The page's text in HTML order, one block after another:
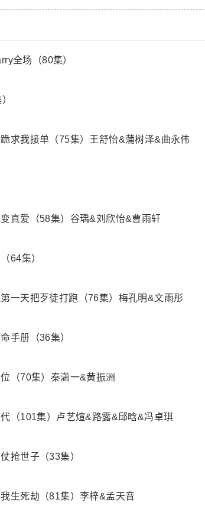
全场（80集）
求我接单（75集）王舒怡&蒲树泽&曲永伟
真爱（58集）谷瑀&刘欣怡&曹雨轩
64集）
一天把歹徒打跑（76集）梅孔明&文雨彤
手册（36集）
（70集）秦潇一&黄振洲
（101集）卢艺煊&路露&邱晗&冯卓琪
抢世子（33集）
生死劫（81集）李梓&孟天音